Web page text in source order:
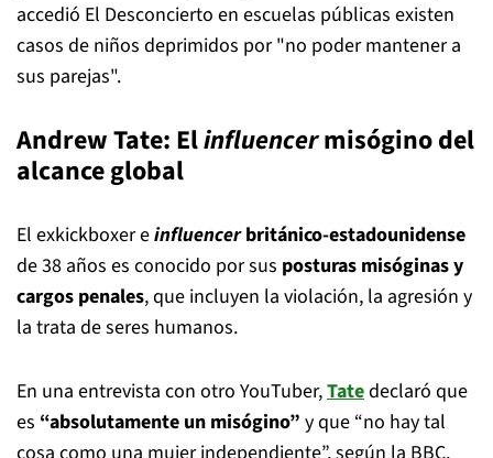
accedió El Desconcierto en escuelas públicas existen
casos de niños deprimidos por "no poder mantener a
sus parejas".
Andrew Tate: Elinfluencermisógino del
alcance global
El exkickboxer einfluencerbritánico-estadounidense
de 38 años es conocido por sus posturas misóginas y
cargos penales, que incluyen la violación, la agresión y
la trata de seres humanos.
En una entrevista con otro YouTuber,Tatedeclaró que
es “absolutamente un misógino” y que “no hay tal